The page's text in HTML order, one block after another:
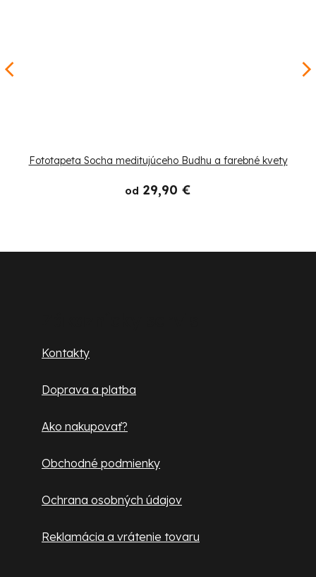
Fototapeta Socha meditujúceho Budhu a farebné kvety
od 29,90 €
Kontakty
Doprava a platba
Ako nakupovať?
Obchodné podmienky
Ochrana osobných údajov
Reklamácia a vrátenie tovaru